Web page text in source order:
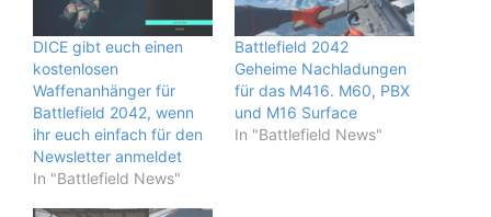
DICE gibt euch einen
kostenlosen
Waffenanhänger für
Battlefield 2042, wenn
ihr euch einfach für den
Newsletter anmeldet
In "Battlefield News"
Battlefield 2042
Geheime Nachladungen
für das M416. M60, PBX
und M16 Surface
In "Battlefield News"